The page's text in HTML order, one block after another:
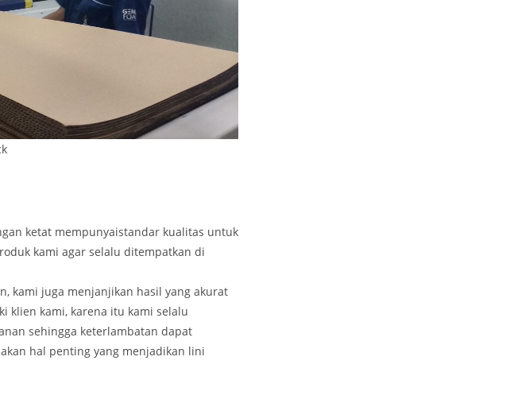
ketat mempunyaistandar kualitas untuk
kami agar selalu ditempatkan di
kami juga menjanjikan hasil yang akurat
klien kami, karena itu kami selalu
sehingga keterlambatan dapat
hal penting yang menjadikan lini